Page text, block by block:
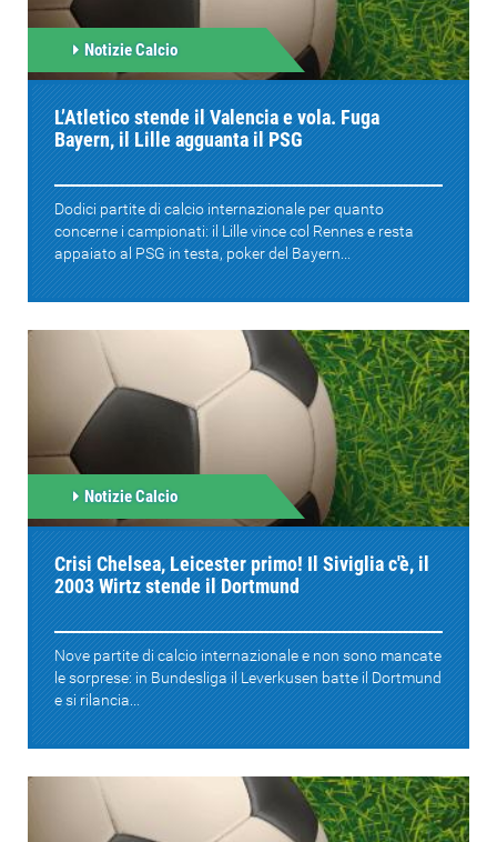
Notizie Calcio
L’Atletico stende il Valencia e vola. Fuga
Bayern, il Lille agguanta il PSG
Dodici partite di calcio internazionale per quanto
concerne i campionati: il Lille vince col Rennes e resta
appaiato al PSG in testa, poker del Bayern...
Notizie Calcio
Crisi Chelsea, Leicester primo! Il Siviglia c'è, il
2003 Wirtz stende il Dortmund
Nove partite di calcio internazionale e non sono mancate
le sorprese: in Bundesliga il Leverkusen batte il Dortmund
e si rilancia...